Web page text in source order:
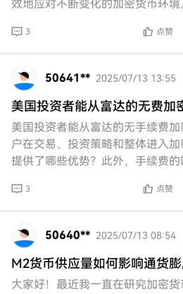
效地应对不断变化的加密货币环
3 点赞
50641** 2025/07/13 13:55
美国投资者能从富达的无费加
美国投资者能从富达的无手续费
户在交易、投资策略和整体进入
提供了哪些优势？此外，手续费
3 点赞
50640** 2025/07/13 08:54
M2货币供应量如何影响通货膨
大家好！最近我一直在研究加密